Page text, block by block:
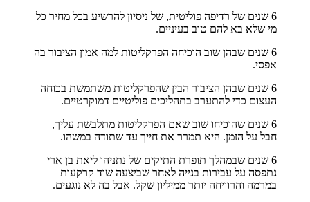
6 שנים של רדיפה פוליטית, של ניסיון להרשיע בכל מחיר כל
מי שלא בא להם טוב בעיניים.
6 שנים שבהן שוב הוכיחה הפרקליטות למה אמון הציבור בה
אפסי.
6 שנים שבהן הציבור הבין שהפרקליטות משתמשת בכוחה
העצום כדי להתערב בתהליכים פוליטיים דמוקרטיים.
6 שנים שהוכיחו שוב שאם הפרקליטות מתלבשת עליך,
חבל על הזמן. היא תמרר את חייך עד שתודה במשהו.
6 שנים שבמהלך תופרת התיקים של נתניהו ליאת בן ארי
נתפסה על עבירות בנייה לאחר שביצעה שוד קרקעות
במרמה והרוויחה יותר ממיליון שקל. אבל בה לא נוגעים.